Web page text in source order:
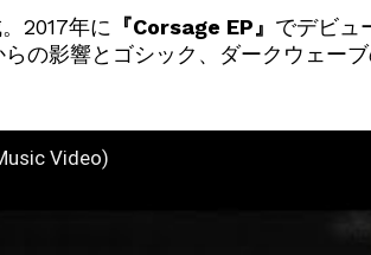
2017年に 『Corsage EP』 でデビュ
の影響とゴシック、ダークウェー
Video)